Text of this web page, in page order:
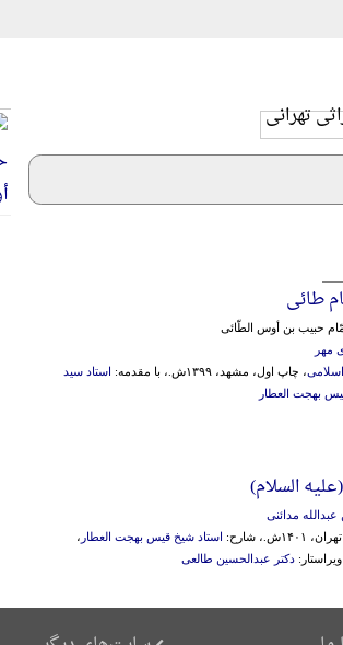
طائی
حبیب بن أوس الطّائی
مهر
، چاپ اول، مشهد، ۱۳۹۹ش.، با مقدمه:
استاد سید
بهجت العطار
السلام)
مدائنی
شارح: استاد شیخ قیس بهجت العطار ،
ویراستار: دکتر عبدالحسین طالعی